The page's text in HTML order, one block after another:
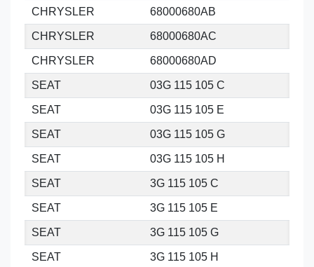
CHRYSLER 68000680AB
CHRYSLER 68000680AC
CHRYSLER 68000680AD
SEAT 03G 115 105 C
SEAT 03G 115 105 E
SEAT 03G 115 105 G
SEAT 03G 115 105 H
SEAT 3G 115 105 C
SEAT 3G 115 105 E
SEAT 3G 115 105 G
SEAT 3G 115 105 H